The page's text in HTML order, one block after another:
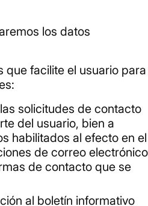
los datos
que facilite el usuario para
solicitudes de contacto
del usuario, bien a
habilitados al efecto en el
de correo electrónico
de contacto que se
al boletín informativo